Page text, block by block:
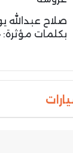
صلاح عبدالله
بكلمات مؤثرة: